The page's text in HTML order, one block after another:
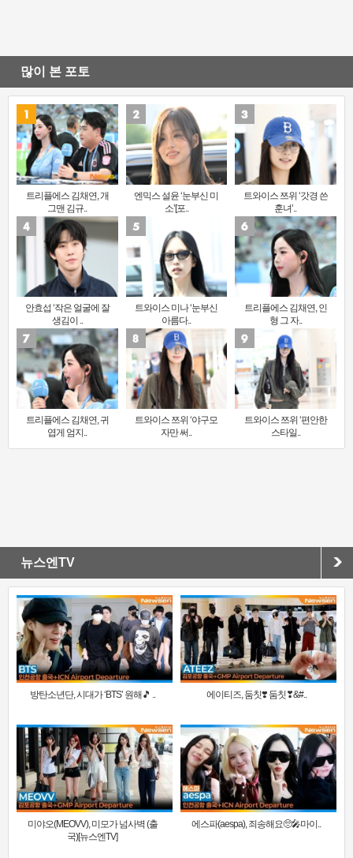
많이 본 포토
트리플에스 김채연, 개
그맨 김규..
엔믹스 설윤 ‘눈부신 미
소’[포..
트와이스 쯔위 ‘갓경 쓴
훈녀’..
안효섭 ‘작은 얼굴에 잘
생김이 ..
트와이스 미나 ‘눈부신
아름다..
트리플에스 김채연, 인
형 그 자..
트리플에스 김채연, 귀
엽게 엄지..
트와이스 쯔위 ‘야구모
자만 써..
트와이스 쯔위 ‘편안한
스타일..
뉴스엔TV
방탄소년단, 시대가 ‘BTS’ 원해🎵 .. 에이티즈, 둠칫❣️ 둠칫❣&#..
미야오(MEOVV), 미모가 넘사벽 (출
국)[뉴스엔TV]
에스파(aespa), 죄송해요🥺🎤마이..